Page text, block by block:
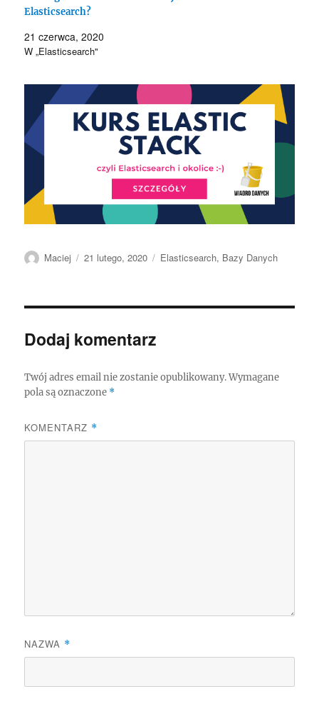
Elasticsearch?
21 czerwca, 2020
W „Elasticsearch"
Autor
Maciej
Data
21 lutego, 2020 Kategorie
Elasticsearch, Bazy Danych
Dodaj komentarz
Twój adres email nie zostanie opublikowany. Wymagane
pola są oznaczone *
KOMENTARZ *
NAZWA *